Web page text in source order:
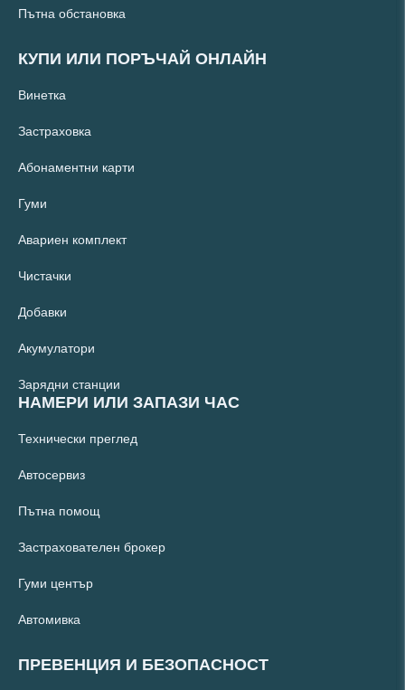
Пътна обстановка
КУПИ ИЛИ ПОРЪЧАЙ ОНЛАЙН
Винетка
Застраховка
Абонаментни карти
Гуми
Авариен комплект
Чистачки
Добавки
Акумулатори
Зарядни станции
НАМЕРИ ИЛИ ЗАПАЗИ ЧАС
Технически преглед
Автосервиз
Пътна помощ
Застрахователен брокер
Гуми център
Автомивка
ПРЕВЕНЦИЯ И БЕЗОПАСНОСТ